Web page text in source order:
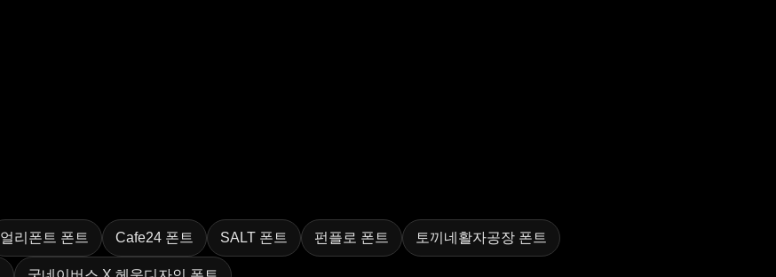
얼리폰트 폰트 Cafe24 폰트 SALT 폰트 펀플로 폰트 토끼네활자공장 폰트